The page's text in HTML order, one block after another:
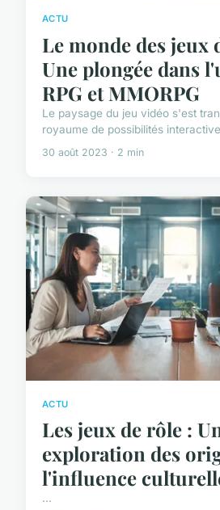
ACTU
Le monde des jeux
Une plongée dans
RPG et MMORPG
Le paysage du jeu vidéo s'est
royaume de possibilités
30 août 2023 · 2 min
ACTU
Les jeux de rôle :
exploration des
l'influence
...